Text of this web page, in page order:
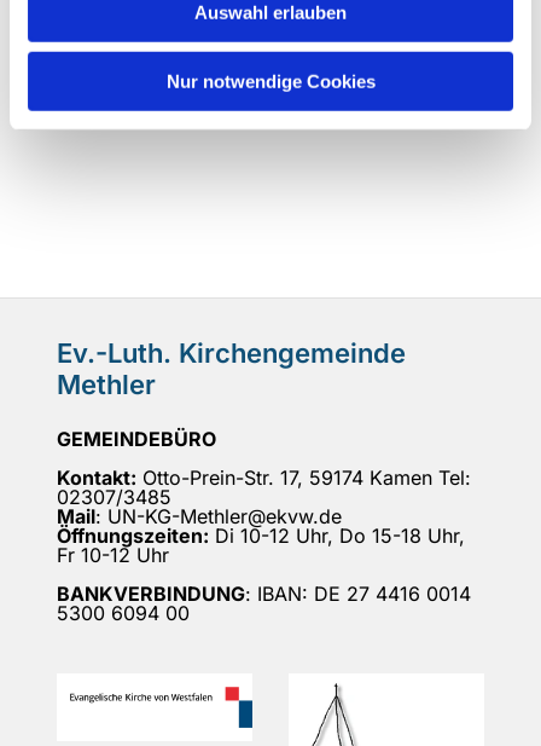
Auswahl erlauben
Nur notwendige Cookies
Ev.-Luth. Kirchengemeinde
Methler
GEMEINDEBÜRO
Kontakt: Otto-Prein-Str. 17, 59174 Kamen Tel:
02307/3485
Mail: UN-KG-Methler@ekvw.de
Öffnungszeiten: Di 10-12 Uhr, Do 15-18 Uhr,
Fr 10-12 Uhr
BANKVERBINDUNG: IBAN: DE 27 4416 0014
5300 6094 00